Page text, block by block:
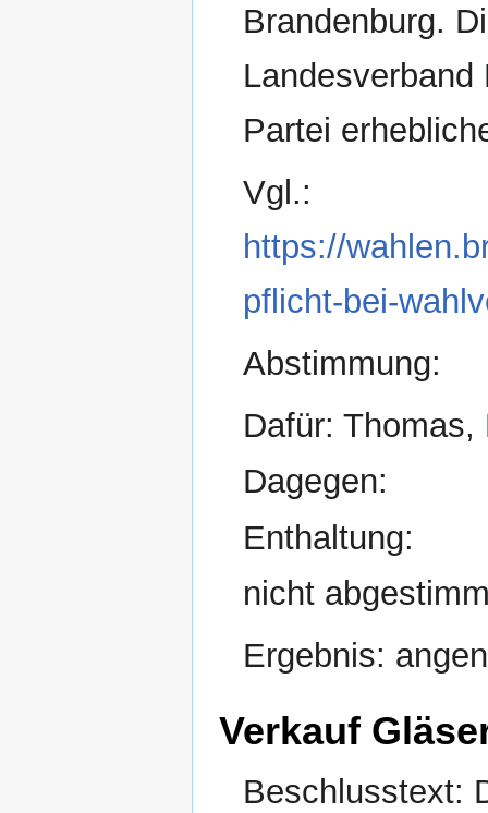
Brandenburg.
Partei
Vgl.:
https://
pflicht-bei-
Abstimmung:
Dafür:
Dagegen:
Enthaltung:
nicht
Ergebnis:
Verkauf
Beschlusstext: